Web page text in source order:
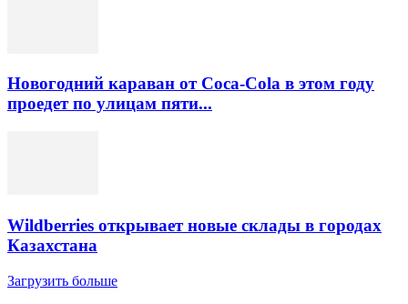
Новогодний караван от Coca-Cola в этом году
проедет по улицам пяти...
Wildberries открывает новые склады в городах
Казахстана
Загрузить больше